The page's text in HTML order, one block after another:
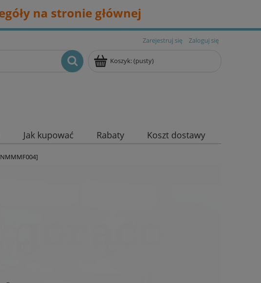
na stronie głównej
Zarejestruj się Zaloguj się
Koszyk:(pusty)
Jak kupować Rabaty Koszt dostawy